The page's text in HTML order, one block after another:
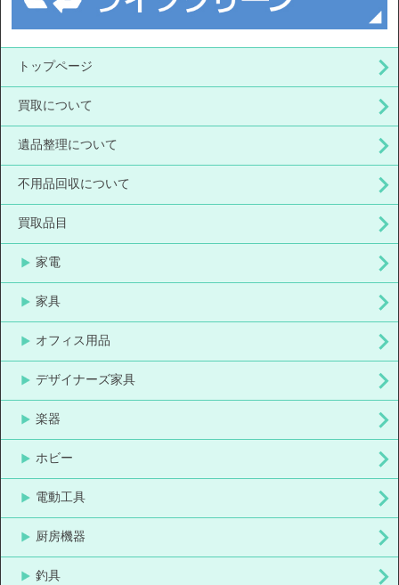
トップページ
買取について
遺品整理について
不用品回収について
買取品目
家電
家具
オフィス用品
デザイナーズ家具
楽器
ホビー
電動工具
厨房機器
釣具